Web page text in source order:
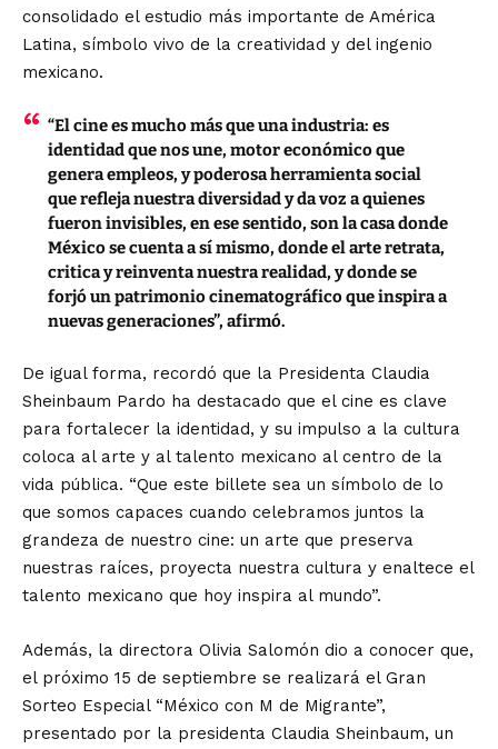
consolidado el estudio más importante de América
Latina, símbolo vivo de la creatividad y del ingenio
mexicano.
“El cine es mucho más que una industria: es
identidad que nos une, motor económico que
genera empleos, y poderosa herramienta social
que refleja nuestra diversidad y da voz a quienes
fueron invisibles, en ese sentido, son la casa donde
México se cuenta a sí mismo, donde el arte retrata,
critica y reinventa nuestra realidad, y donde se
forjó un patrimonio cinematográfico que inspira a
nuevas generaciones”, afirmó.
De igual forma, recordó que la Presidenta Claudia
Sheinbaum Pardo ha destacado que el cine es clave
para fortalecer la identidad, y su impulso a la cultura
coloca al arte y al talento mexicano al centro de la
vida pública. “Que este billete sea un símbolo de lo
que somos capaces cuando celebramos juntos la
grandeza de nuestro cine: un arte que preserva
nuestras raíces, proyecta nuestra cultura y enaltece el
talento mexicano que hoy inspira al mundo”.
Además, la directora Olivia Salomón dio a conocer que,
el próximo 15 de septiembre se realizará el Gran
Sorteo Especial “México con M de Migrante”,
presentado por la presidenta Claudia Sheinbaum, un